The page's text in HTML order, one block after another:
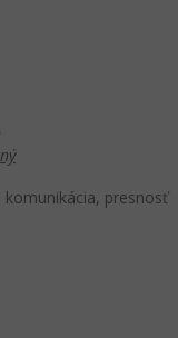
komunikácia, presnosť